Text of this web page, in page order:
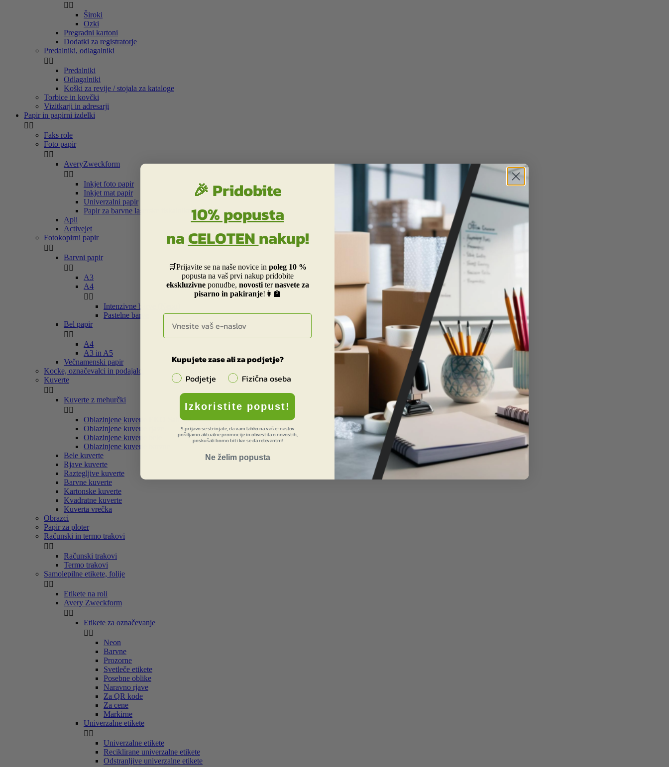
 
Široki
Ozki
Pregradni kartoni
Dodatki za registratorje
Predalniki, odlagalniki
 
Predalniki
Odlagalniki
Koški za revije / stojala za kataloge
Torbice in kovčki
Vizitkarji in adresarji
Papir in papirni izdelki
 
Faks role
Foto papir
 
AveryZweckform
 
Inkjet foto papir
Inkjet mat papir
Univerzalni papir
Papir za barvne laserske tiskalnike
Apli
Activejet
Fotokopirni papir
 
Barvni papir
 
A3
A4
 
Intenzivne barve (Neon)
Pastelne barve
Bel papir
 
A4
A3 in A5
Večnamenski papir
Kocke, označevalci in podajalci
Kuverte
 
Kuverte z mehurčki
 
Oblazinjene kuverte EKO Satovje
Oblazinjene kuverte rjave
Oblazinjene kuverte bele
Oblazinjene kuverte barvne
Bele kuverte
Rjave kuverte
Raztegljive kuverte
Barvne kuverte
Kartonske kuverte
Kvadratne kuverte
Kuverta vrečka
Obrazci
Papir za ploter
Računski in termo trakovi
 
Računski trakovi
Termo trakovi
Samolepilne etikete, folije
 
Etikete na roli
Avery Zweckform
 
Etikete za označevanje
 
Neon
Barvne
Prozorne
Svetleče etikete
Posebne oblike
Naravno rjave
Za QR kode
Za cene
Markirne
Univerzalne etikete
 
Univerzalne etikete
Reciklirane univerzalne etikete
Odstranljive univerzalne etikete
🎉 Pridobite
10% popusta
naCELOTENnakup!
🛒Prijavite se na naše novice in poleg 10 %
popusta na vaš prvi nakup pridobite
ekskluzivneponudbe, novosti ternasvete za
pisarno in pakiranje!👩‍🏫
E-naslov
Kupujete zase ali za podjetje?
Podjetje
Fizična oseba
Izkoristite popust!
S prijavo se strinjate, da vam lahko na vaš e-naslov
pošiljamo aktualne promocije in obvestila o novostih,
poskušali bomo biti kar se da relevantni!
Ne želim popusta